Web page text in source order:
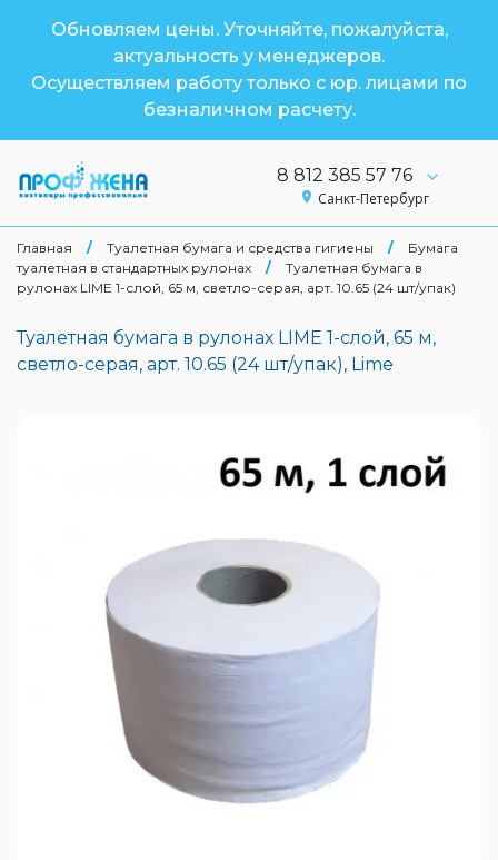
Обновляем цены. Уточняйте, пожалуйста,
актуальность у менеджеров.
Осуществляем работу только с юр. лицами по
безналичном расчету.
8 812 385 57 76
Санкт-Петербург
Главная / Туалетная бумага и средства гигиены /
Бумага
туалетная в стандартных рулонах
/
Туалетная бумага в
рулонах LIME 1-слой, 65 м, светло-серая, арт. 10.65 (24 шт/упак)
Туалетная бумага в рулонах LIME 1-слой, 65 м,
светло-серая, арт. 10.65 (24 шт/упак), Lime